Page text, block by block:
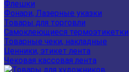
Флешки
Фонари, Лазерные указки
Товары для торговли
Самоклеющиеся термоэтикетки
Товарные чеки, накладные
Ценники, этикет лента
Чековая кассовая лента